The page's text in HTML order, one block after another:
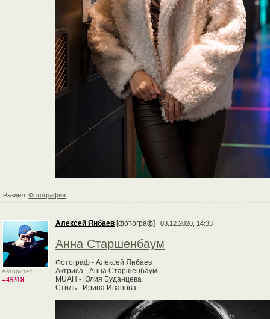
Раздел: Фотография
Авторитет
+45318
Алексей Янбаев [фотограф] 03.12.2020, 14:33
Анна Старшенбаум
Фотограф - Алексей Янбаев
Актриса - Анна Старшенбаум
MUAH - Юлия Буданцева
Стиль - Ирина Иванова